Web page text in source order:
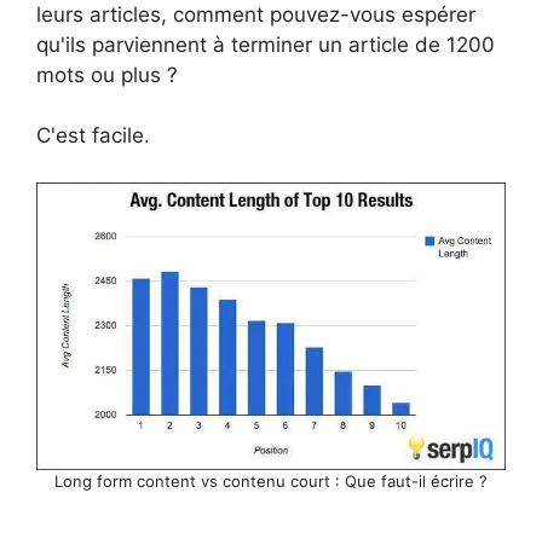
leurs articles, comment pouvez-vous espérer
qu'ils parviennent à terminer un article de 1200
mots ou plus ?
C'est facile.
Long form content vs contenu court : Que faut-il écrire ?